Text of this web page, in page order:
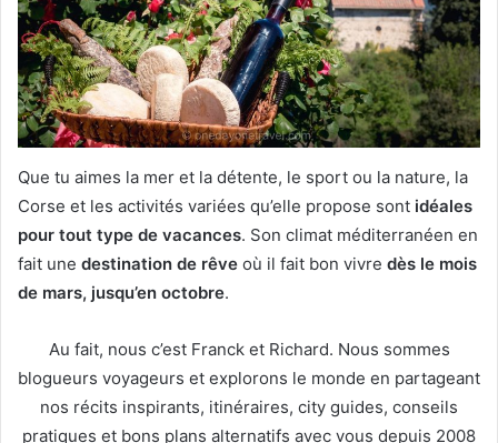
Que tu aimes la mer et la détente, le sport ou la nature, la
Corse et les activités variées qu’elle propose sont idéales
pour tout type de vacances. Son climat méditerranéen en
fait une destination de rêve où il fait bon vivre dès le mois
de mars, jusqu’en octobre.
Au fait, nous c’est Franck et Richard. Nous sommes
blogueurs voyageurs et explorons le monde en partageant
nos récits inspirants, itinéraires, city guides, conseils
pratiques et bons plans alternatifs avec vous depuis 2008